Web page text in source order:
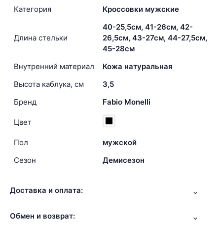
Категория
Кроссовки мужские
Длина стельки
40-25,5см, 41-26см, 42-
26,5см, 43-27см, 44-27,5см,
45-28см
Внутренний материал
Кожа натуральная
Высота каблука, см
3,5
Бренд
Fabio Monelli
Цвет
Пол
мужской
Сезон
Демисезон
Доставка и оплата:
Обмен и возврат: